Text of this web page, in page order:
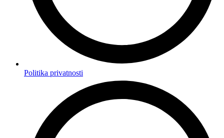
Politika privatnosti